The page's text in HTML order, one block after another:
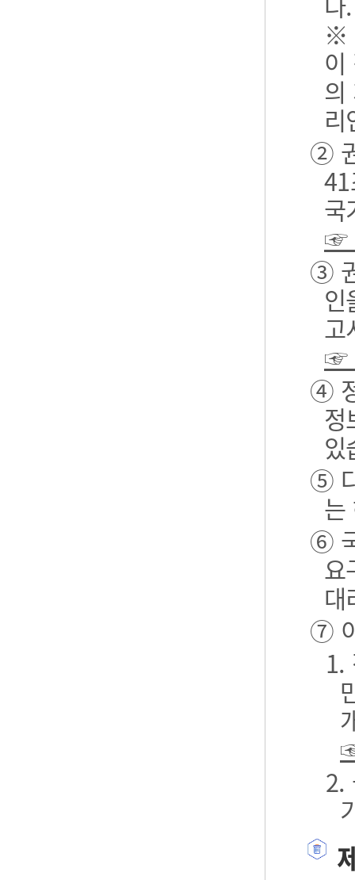
※
이
의
②
국
☞
③
인
고
☞
④
정
있
⑤
는
⑥
요
대
⑦
1.
2.